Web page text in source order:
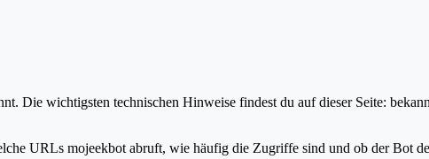
Die wichtigsten technischen Hinweise findest du auf dieser Seite:
URLs mojeekbot abruft, wie häufig die Zugriffe sind und ob der Bot